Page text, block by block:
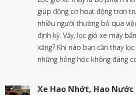
giúp động cơ hoạt động trơn
nhiều người thường bỏ qua
định kỳ. Vậy, lọc gió xe máy
xăng? Khi nào bạn cần thay
những hỏng hóc không đáng
Xe Hao Nhớt, Hao Nước